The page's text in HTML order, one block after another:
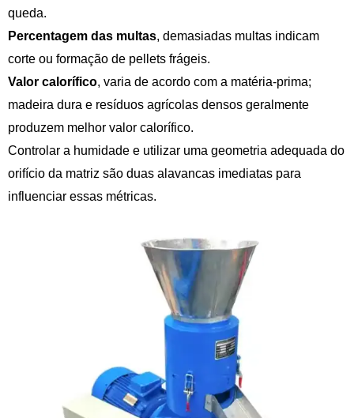
queda.
Percentagem das multas, demasiadas multas indicam
corte ou formação de pellets frágeis.
Valor calorífico, varia de acordo com a matéria-prima;
madeira dura e resíduos agrícolas densos geralmente
produzem melhor valor calorífico.
Controlar a humidade e utilizar uma geometria adequada do
orifício da matriz são duas alavancas imediatas para
influenciar essas métricas.